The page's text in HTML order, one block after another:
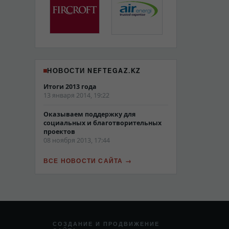
НОВОСТИ NEFTEGAZ.KZ
Итоги 2013 года
13 января 2014, 19:22
Оказываем поддержку для
социальных и благотворительных
проектов
08 ноября 2013, 17:44
ВСЕ НОВОСТИ САЙТА
СОЗДАНИЕ И ПРОДВИЖЕНИЕ